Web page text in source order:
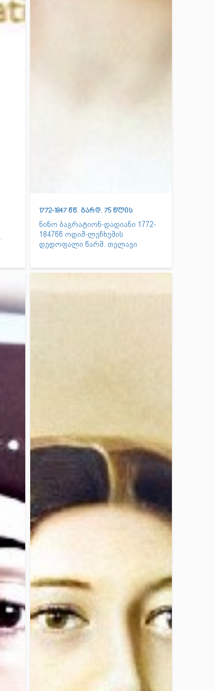
1772-1847 წწ. გარდ. 75 წლის
ნინო ბაგრატიონ-დადიანი 1772-
1847წწ ოდიშ-ლეჩხუმის
დედოფალი წარმ. თელავი